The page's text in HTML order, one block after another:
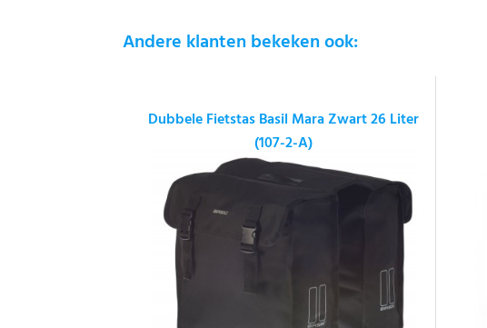
Andere klanten bekeken ook:
Dubbele Fietstas Basil Mara Zwart 26 Liter
(107-2-A)